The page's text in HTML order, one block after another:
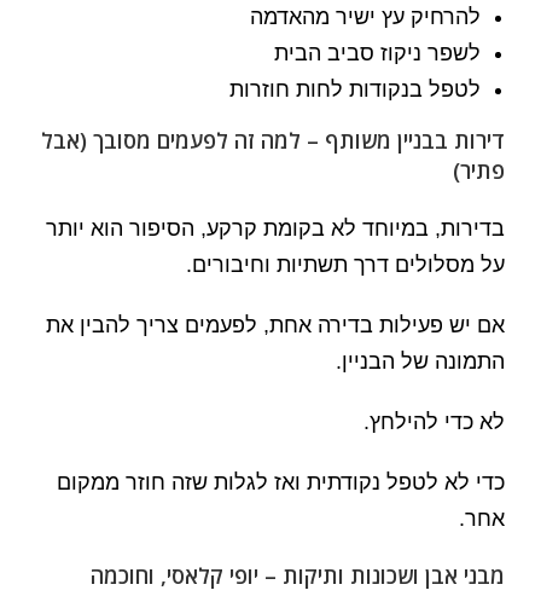
להרחיק עץ ישיר מהאדמה
לשפר ניקוז סביב הבית
לטפל בנקודות לחות חוזרות
דירות בבניין משותף – למה זה לפעמים מסובך (אבל
פתיר)
בדירות, במיוחד לא בקומת קרקע, הסיפור הוא יותר
על מסלולים דרך תשתיות וחיבורים.
אם יש פעילות בדירה אחת, לפעמים צריך להבין את
התמונה של הבניין.
לא כדי להילחץ.
כדי לא לטפל נקודתית ואז לגלות שזה חוזר ממקום
אחר.
מבני אבן ושכונות ותיקות – יופי קלאסי, וחוכמה